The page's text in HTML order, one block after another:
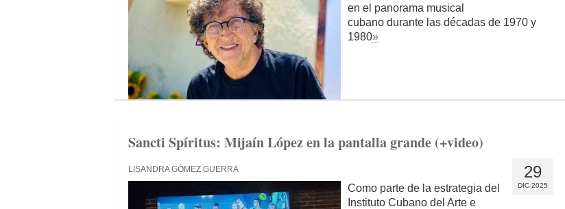
en el panorama musical
cubano durante las décadas de 1970 y
1980»
Sancti Spíritus: Mijaín López en la pantalla grande (+video)
29
DIC 2025
LISANDRA GÓMEZ GUERRA
Como parte de la estrategia del
Instituto Cubano del Arte e